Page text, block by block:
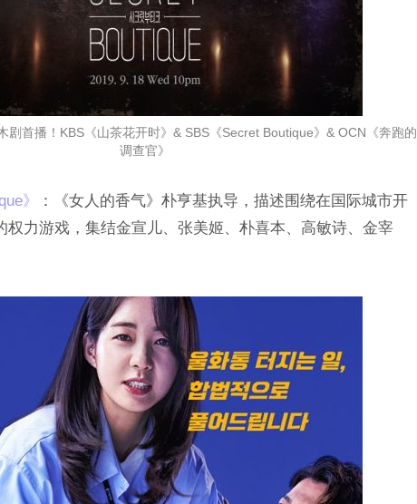
剧首播！KBS《山茶花开时》& SBS《Secret Boutique》& OCN《奔跑的
调查官》
》
：《女人的香气》朴亨基执导，描述围绕在国际城市开
权力游戏，集结金宣儿、张美姬、朴喜本、高敏诗、金宰